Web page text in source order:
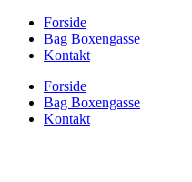
Forside
Bag Boxengasse
Kontakt
Forside
Bag Boxengasse
Kontakt